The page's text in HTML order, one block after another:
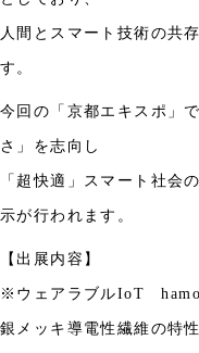
人間とスマート技術の共
す。
今回の「京都エキスポ」
さ」を志向し
「超快適」スマート社会
示が行われます。
【出展内容】
※ウェアラブルIoT
銀メッキ導電性繊維の特